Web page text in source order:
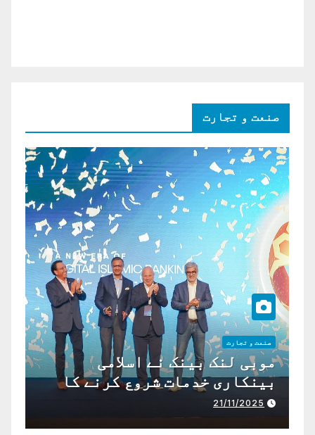
صنعت و تجارت
صنعت و تجارت
موبی لنک بینک نے اسلامی
بینکاری خدمات شروع کرنے کا
اعلان کیا ہے،
21/11/2025